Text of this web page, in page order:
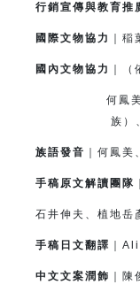
行銷宣傳與教育推
國際文物協力 稲
國內文物協力 ｜
何鳳美（排灣
族）
族語發音 ｜何鳳
手稿原文解讀團隊
石井伸夫、植地岳
手稿日文翻譯 ｜
中文文案潤飾 ｜陳